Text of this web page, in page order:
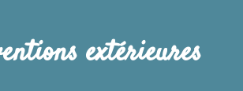
extérieures